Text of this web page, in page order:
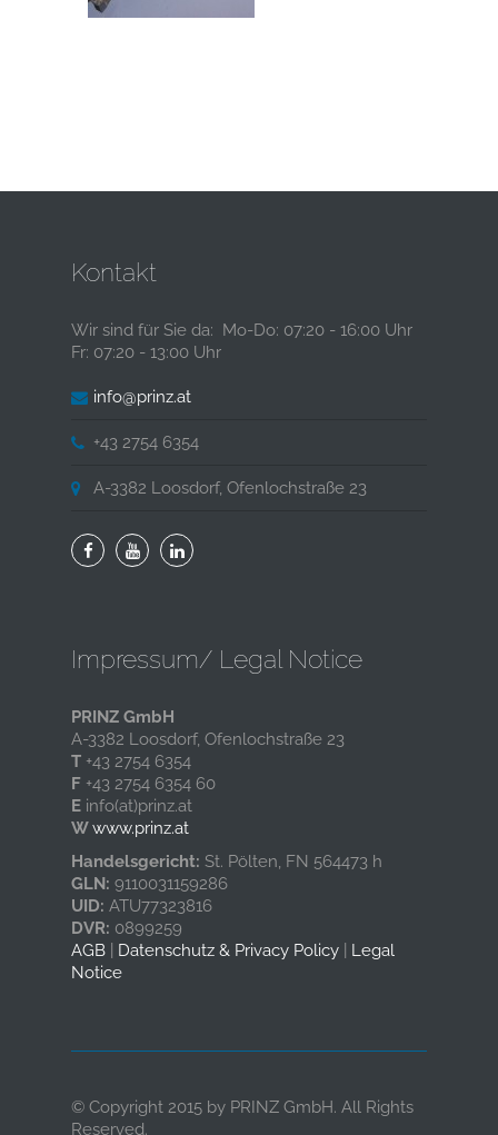
Kontakt
Wir sind für Sie da: Mo-Do: 07:20 - 16:00 Uhr
Fr: 07:20 - 13:00 Uhr
info@prinz.at
+43 2754 6354
A-3382 Loosdorf, Ofenlochstraße 23
Impressum/ Legal Notice
PRINZ GmbH
A-3382 Loosdorf, Ofenlochstraße 23
T +43 2754 6354
F +43 2754 6354 60
E info(at)prinz.at
Wwww.prinz.at
Handelsgericht: St. Pölten, FN 564473 h
GLN: 9110031159286
UID: ATU77323816
DVR: 0899259
AGB
Datenschutz & Privacy Policy
Legal
Notice
© Copyright 2015 by PRINZ GmbH. All Rights
Reserved.